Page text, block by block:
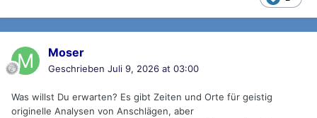
Moser
Geschrieben Juli 9, 2026 at 03:00
Was willst Du erwarten? Es gibt Zeiten und Orte für geistig
originelle Analysen von Anschlägen, aber